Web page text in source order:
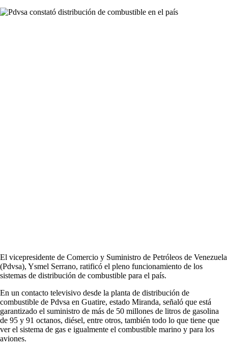
El vicepresidente de Comercio y Suministro de Petróleos de Venezuela
(Pdvsa), Ysmel Serrano, ratificó el pleno funcionamiento de los
sistemas de distribución de combustible para el país.
En un contacto televisivo desde la planta de distribución de
combustible de Pdvsa en Guatire, estado Miranda, señaló que está
garantizado el suministro de más de 50 millones de litros de gasolina
de 95 y 91 octanos, diésel, entre otros, también todo lo que tiene que
ver el sistema de gas e igualmente el combustible marino y para los
aviones.